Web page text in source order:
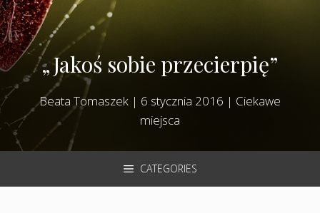
„Jakoś sobie przecierpię”
Beata Tomaszek | 6 stycznia 2016 | Ciekawe
miejsca
CATEGORIES